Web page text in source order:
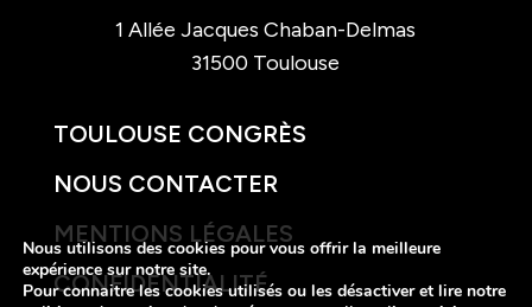
1 Allée Jacques Chaban-Delmas
31500 Toulouse
TOULOUSE CONGRÈS
NOUS CONTACTER
MENTIONS LÉGALES
CONFIDENTIALITÉ
Nous utilisons des cookies pour vous offrir la meilleure
expérience sur notre site.
Pour connaitre les cookies utilisés ou les désactiver et lire notre